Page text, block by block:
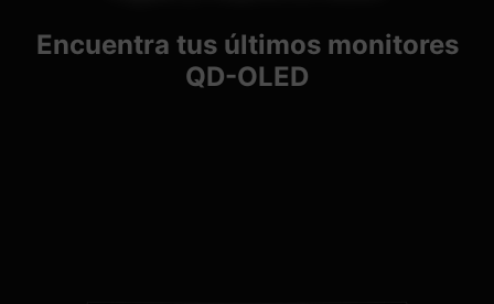
Encuentra tus últimos monitores
QD-OLED